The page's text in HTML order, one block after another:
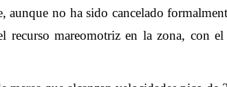
no ha sido cancelado
recurso mareomotriz en la zona, con